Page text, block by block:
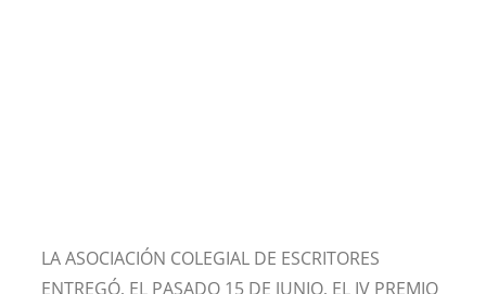
LA ASOCIACIÓN COLEGIAL DE ESCRITORES
ENTREGÓ, EL PASADO 15 DE JUNIO, EL IV PREMIO